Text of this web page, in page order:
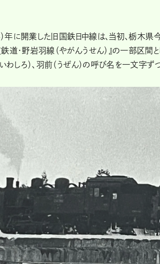
年に開業した旧国鉄日中線は、当初、栃木
道・野岩羽線（やがんうせん）』の一部区間
いわしろ）、羽前（うぜん）の呼び名を一文字ず